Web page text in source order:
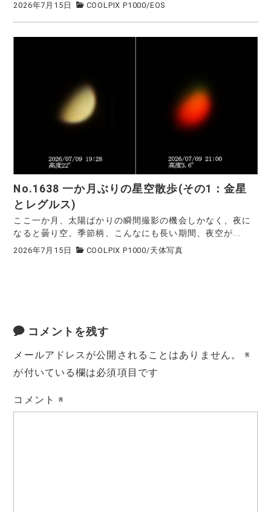
2026年7月15日 COOLPIX P1000/EOS
No.1638 一か月ぶりの星空散歩(その1：金星
とレグルス)
ここ一か月、太陽ばかりの瞬間撮影の機会しかなく、夜に
なると曇り空。季節柄、こんなにも長い期間、夜空が...
2026年7月15日 COOLPIX P1000/天体写真
コメントを残す
メールアドレスが公開されることはありません。
※
が付いている欄は必須項目です
コメント※